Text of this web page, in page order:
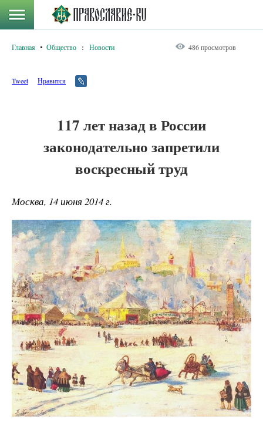
Главная Общество : Новости 486 просмотров
Tweet Нравится
117 лет назад в России
законодательно запретили
воскресный труд
Москва, 14 июня 2014 г.